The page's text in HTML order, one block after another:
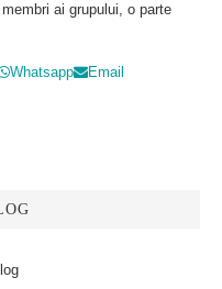
ai grupului, o parte
Whatsapp Email